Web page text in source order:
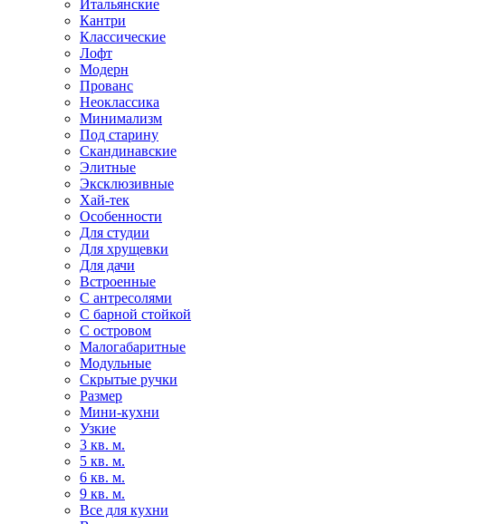
Итальянские
Кантри
Классические
Лофт
Модерн
Прованс
Неоклассика
Минимализм
Под старину
Скандинавские
Элитные
Эксклюзивные
Хай-тек
Особенности
Для студии
Для хрущевки
Для дачи
Встроенные
С антресолями
С барной стойкой
С островом
Малогабаритные
Модульные
Скрытые ручки
Размер
Мини-кухни
Узкие
3 кв. м.
5 кв. м.
6 кв. м.
9 кв. м.
Все для кухни